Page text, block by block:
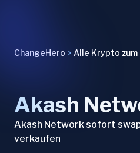
ChangeHero Alle Krypto zum
Akash
Akash Network sofort
verkaufen